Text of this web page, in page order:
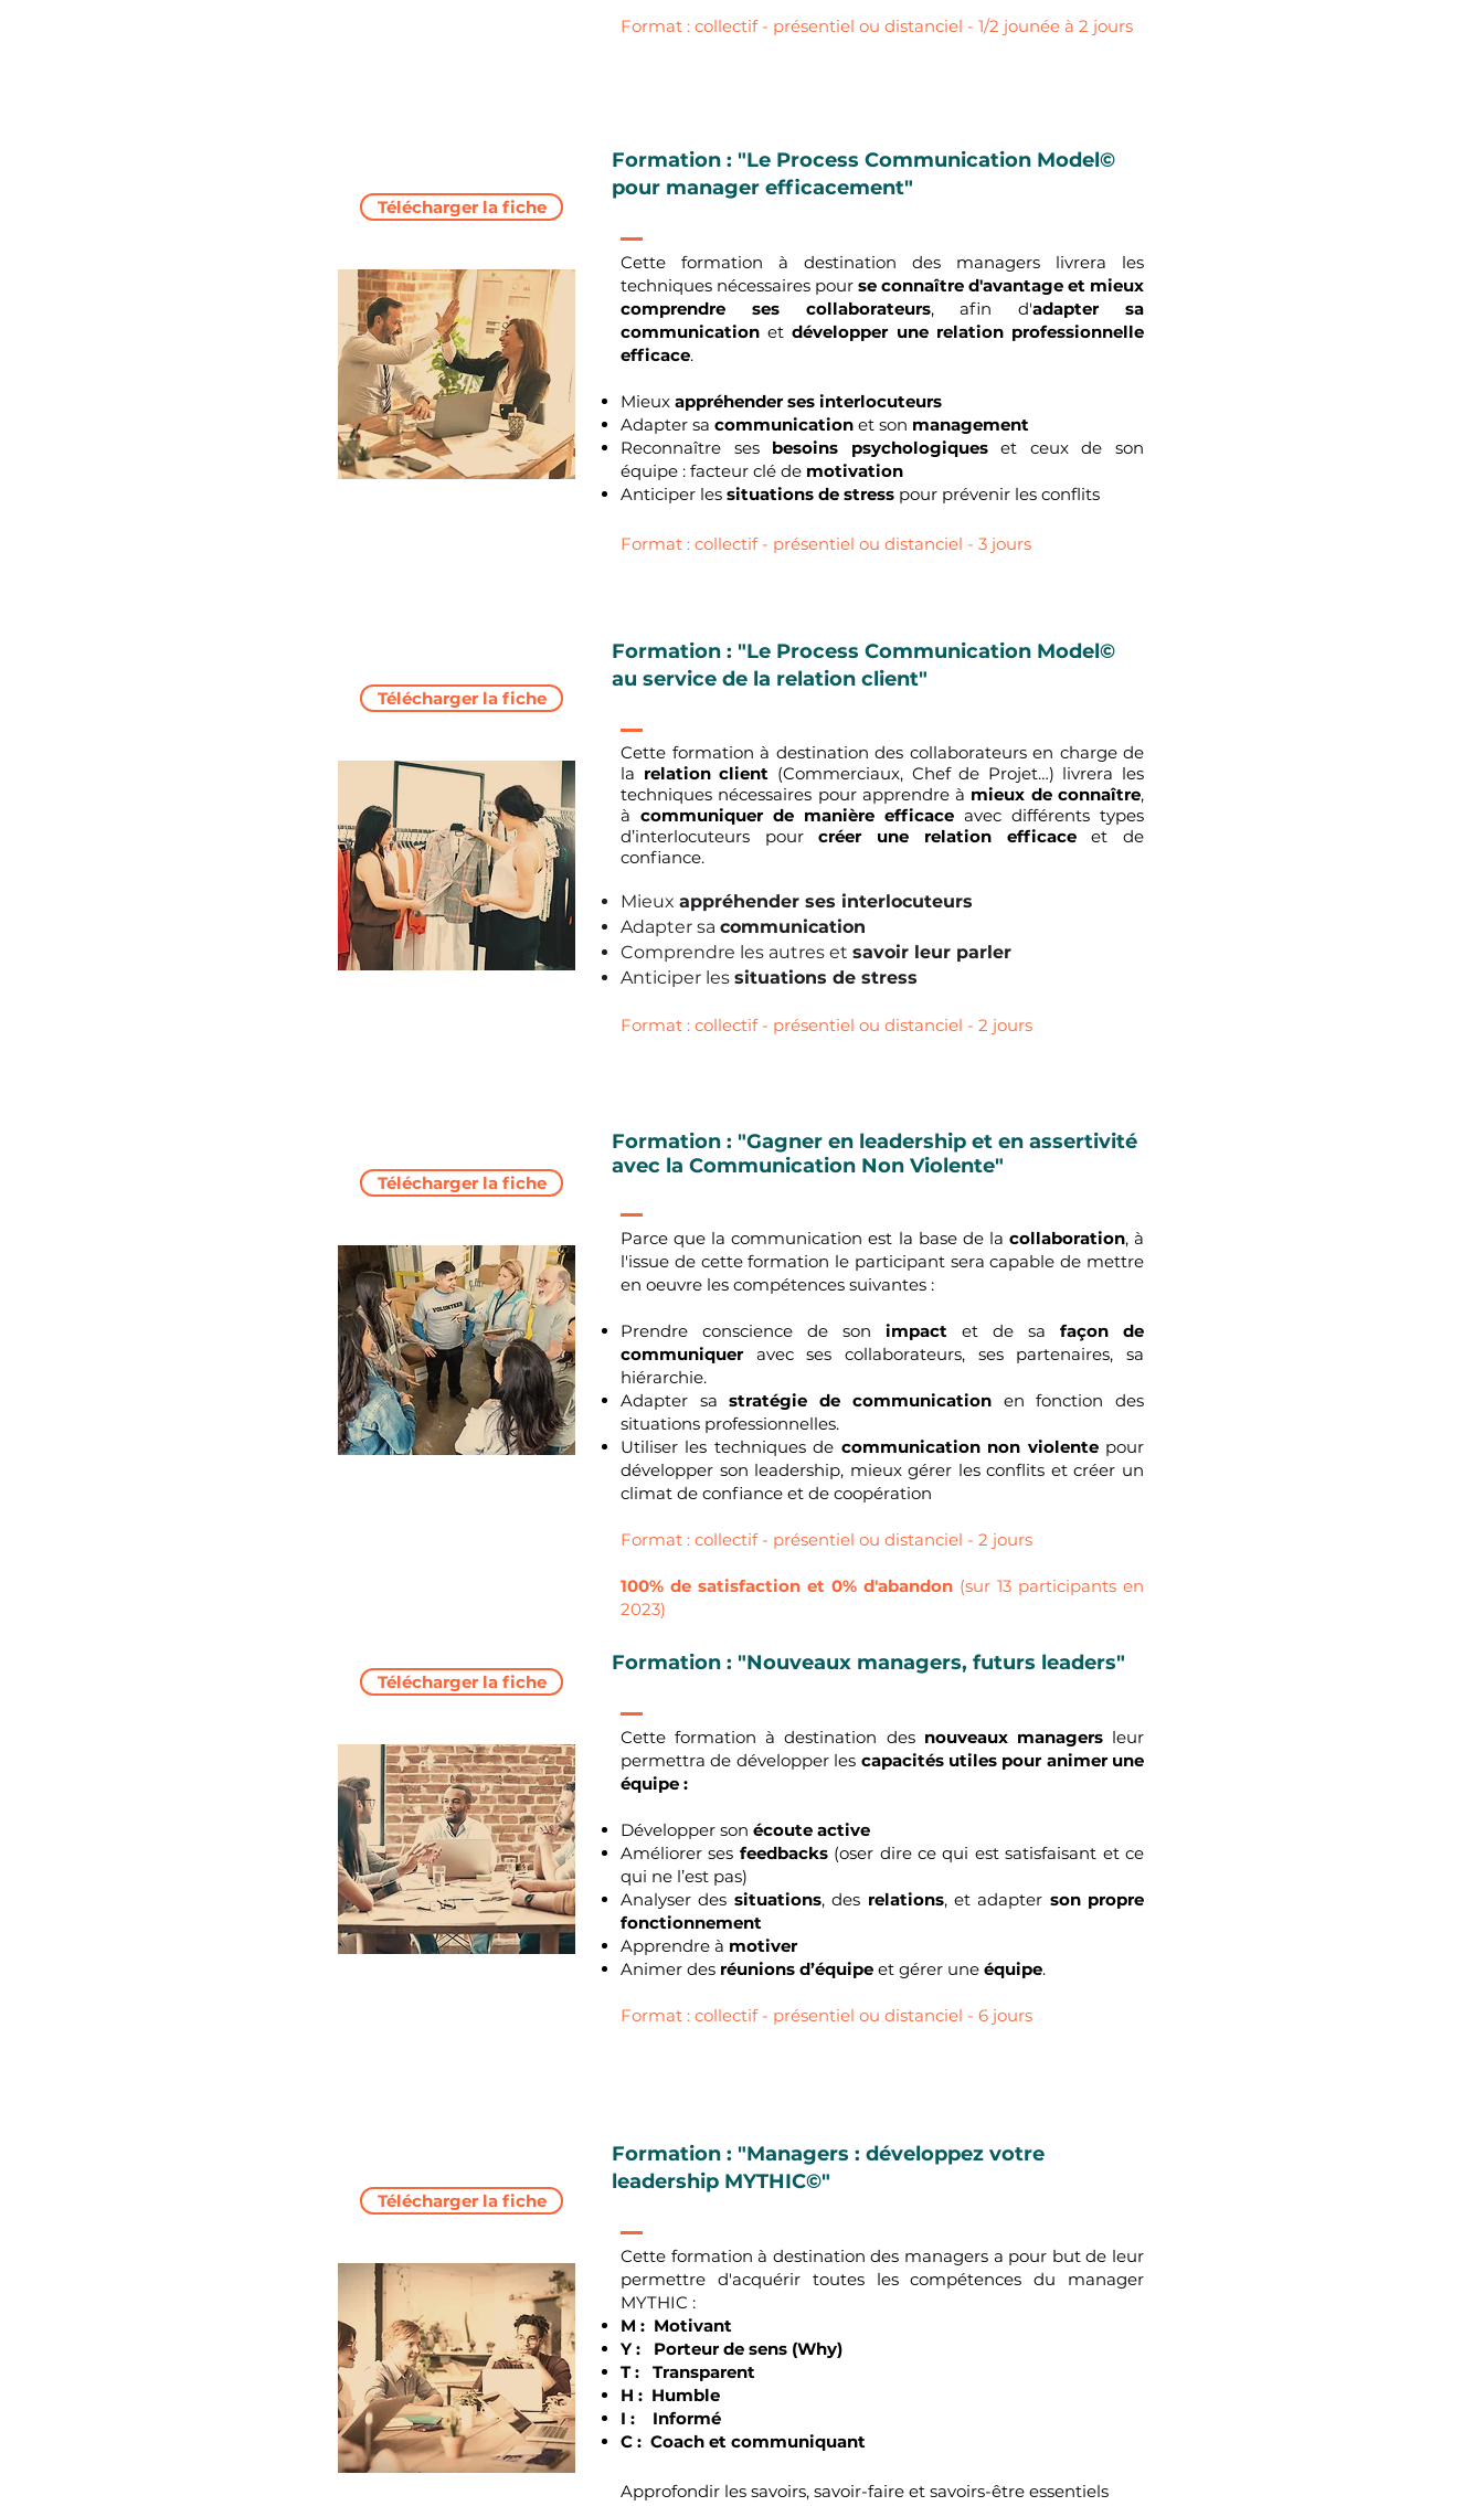
Format : collectif - présentiel ou distanciel - 1/2 jounée à 2 jours
Télécharger la fiche
Formation : "Le Process Communication Model©
pour manager efficacement"
Cette formation à destination des managers livrera les
techniques nécessaires pour se connaître d'avantage et mieux
comprendre ses collaborateurs, afin d'adapter sa
communication etdévelopper une relation professionnelle
efficace.
Mieux appréhender ses interlocuteurs
Adapter sa communication et son management
Reconnaître ses besoins psychologiqueset ceux de son
équipe : facteur clé de motivation
Anticiper les situations de stress pour prévenir les conflits
Format : collectif - présentiel ou distanciel - 3 jours
Télécharger la fiche
Formation : "Le Process Communication Model©
au service de la relation client"
Cette formation à destination des collaborateurs en charge de
la relation client (Commerciaux, Chef de Projet…) livrera les
techniques nécessaires pour apprendre à mieux de connaître,
à communiquer de manière efficace avec différents types
d’interlocuteurs pourcréer une relation efficaceet de
confiance.
Mieux appréhender ses interlocuteurs
Adapter sa communication
Comprendre les autres et savoir leur parler
Anticiper les situations de stress
Format : collectif - présentiel ou distanciel - 2 jours
Télécharger la fiche
Formation : "Gagner en leadership et en assertivité
avec la Communication Non Violente"
Parce que la communication est la base de la collaboration, à
l'issue de cette formation le participant sera capable de mettre
en oeuvre les compétences suivantes :
Prendre conscience de son impact et de sa façon de
communiqueravec ses collaborateurs, ses partenaires, sa
hiérarchie.
Adapter sastratégie de communicationen fonction des
situations professionnelles.
Utiliser les techniques de communication non violentepour
développer son leadership, mieux gérer les conflits et créer un
climat de confiance et de coopération
Format : collectif - présentiel ou distanciel - 2 jours
100% de satisfaction et 0% d'abandon (sur 13 participants en
2023)
Télécharger la fiche
Formation : "Nouveaux managers, futurs leaders"
Cette formation à destination des nouveaux managersleur
permettra de développer les capacités utiles pour animer une
équipe :
Développer son écoute active
Améliorer ses feedbacks (oser dire ce qui est satisfaisant et ce
qui ne l’est pas)
Analyser des situations, des relations, et adapter son propre
fonctionnement
Apprendre à motiver
Animer des réunions d’équipe et gérer une équipe.
Format : collectif - présentiel ou distanciel - 6 jours
Télécharger la fiche
Formation : "Managers : développez votre
leadership MYTHIC©"
Cette formation à destination des managers a pour but de leur
permettre d'acquérir toutes les compétences du manager
MYTHIC :
M : Motivant
Y : Porteur de sens (Why)
T : Transparent
H : Humble
I : Informé
C : Coach et communiquant
Approfondir les savoirs, savoir-faire et savoirs-être essentiels